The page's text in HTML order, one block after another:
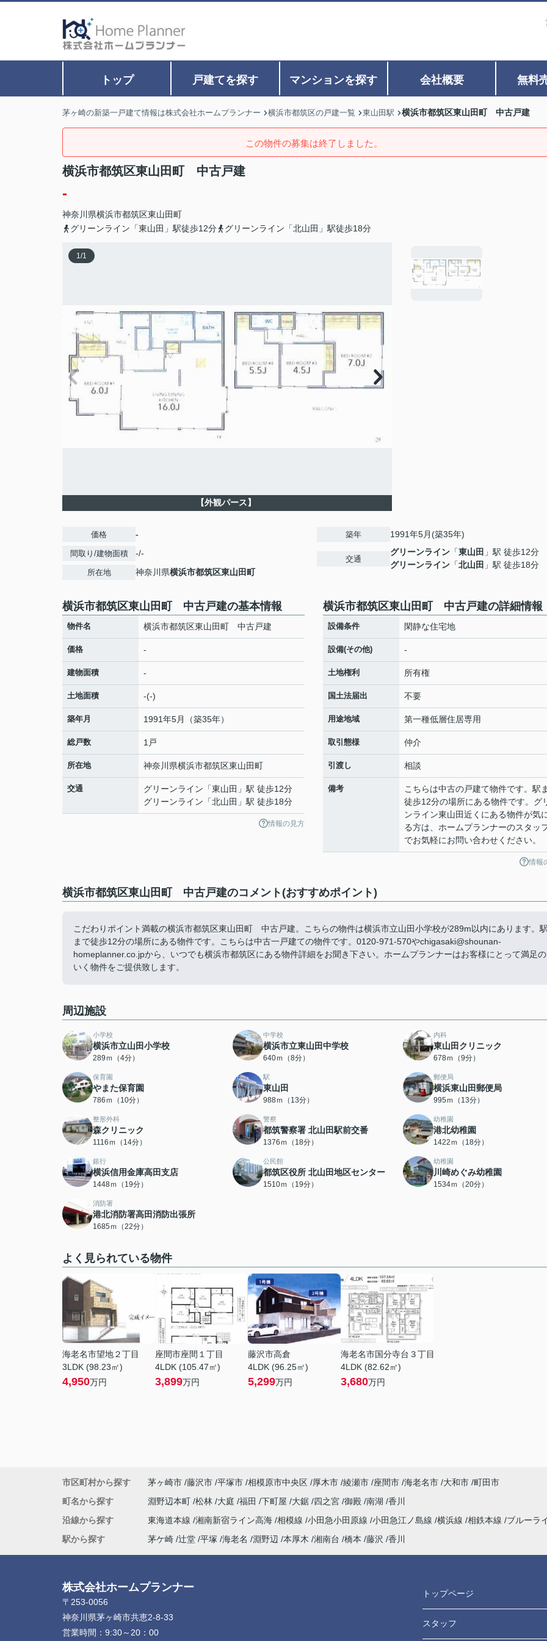
トップ 戸建てを探す マンションを探す 会社概要 無料
茅ヶ崎の新築一戸建て情報は株式会社ホームプランナー 横浜市都筑区の戸建一覧 東山田駅 横浜市都筑区東山田町 中古戸建
この物件の募集は終了しました。
横浜市都筑区東山田町 中古戸建
-
神奈川県横浜市都筑区東山田町
グリーンライン「東山田」駅徒歩12分
グリーンライン「北山田」駅徒歩18分
1/1
【外観パース】
価格 -
間取り/建物面積 -/-
所在地 神奈川県横浜市都筑区東山田町
築年 1991年5月(築35年)
交通
グリーンライン 「東山田 」駅 徒歩12分
グリーンライン 「北山田 」駅 徒歩18分
横浜市都筑区東山田町 中古戸建の基本情報
物件名 横浜市都筑区東山田町 中古戸建
価格 -
建物面積 -
土地面積 -(-)
築年月 1991年5月（築35年）
総戸数 1戸
所在地 神奈川県横浜市都筑区東山田町
交通 グリーンライン 「東山田 」駅 徒歩12分
グリーンライン 「北山田 」駅 徒歩18分
情報の見方
横浜市都筑区東山田町 中古戸建の詳細情報
設備条件 閑静な住宅地
設備(その他) -
土地権利 所有権
国土法届出 不要
用途地域 第一種低層住居専用
取引態様 仲介
引渡し 相談
備考
こちらは中古の戸建て物件です。駅
徒歩12分の場所にある物件です。グ
ンライン東山田近くにある物件が気
る方は、ホームプランナーのスタッ
でお気軽にお問い合わせください。
情報
横浜市都筑区東山田町 中古戸建のコメント(おすすめポイント)
こだわりポイント満載の横浜市都筑区東山田町 中古戸建。こちらの物件は横浜市立山田小学校が289m以内にあります。駅
まで徒歩12分の場所にある物件です。こちらは中古一戸建ての物件です。0120-971-570やchigasaki@shounan-
homeplanner.co.jpから、いつでも横浜市都筑区にある物件詳細をお聞き下さい。ホームプランナーはお客様にとって満足の
いく物件をご提供致します。
周辺施設
小学校
横浜市立山田小学校
289ｍ（4分）
中学校
横浜市立東山田中学校
640ｍ（8分）
内科
東山田クリニック
678ｍ（9分）
保育園
やまた保育園
786ｍ（10分）
駅
東山田
988ｍ（13分）
郵便局
横浜東山田郵便局
995ｍ（13分）
整形外科
森クリニック
1116ｍ（14分）
警察
都筑警察署 北山田駅前交番
1376ｍ（18分）
幼稚園
港北幼稚園
1422ｍ（18分）
銀行
横浜信用金庫高田支店
1448ｍ（19分）
公民館
都筑区役所 北山田地区センター
1510ｍ（19分）
幼稚園
川崎めぐみ幼稚園
1534ｍ（20分）
消防署
港北消防署高田消防出張所
1685ｍ（22分）
よく見られている物件
海老名市望地２丁目
3LDK (98.23㎡)
4,950万円
座間市座間１丁目
4LDK (105.47㎡)
3,899万円
藤沢市高倉
4LDK (96.25㎡)
5,299万円
海老名市国分寺台３丁目
4LDK (82.62㎡)
3,680万円
市区町村から探す 茅ヶ崎市 藤沢市 平塚市 相模原市中央区 厚木市 綾瀬市 座間市 海老名市 大和市 町田市
町名から探す
淵野辺本町 松林 大庭 福田 下町屋 大鋸 四之宮 御殿 南湖 香川
沿線から探す
東海道本線 湘南新宿ライン高海 相模線 小田急小田原線 小田急江ノ島線 横浜線 相鉄本線 ブルーラ
駅から探す
茅ケ崎 辻堂 平塚 海老名 淵野辺 本厚木 湘南台 橋本 藤沢 香川
株式会社ホームプランナー
〒253-0056
神奈川県茅ヶ崎市共恵2-8-33
営業時間： 9:30～20：00
トップページ
スタッフ